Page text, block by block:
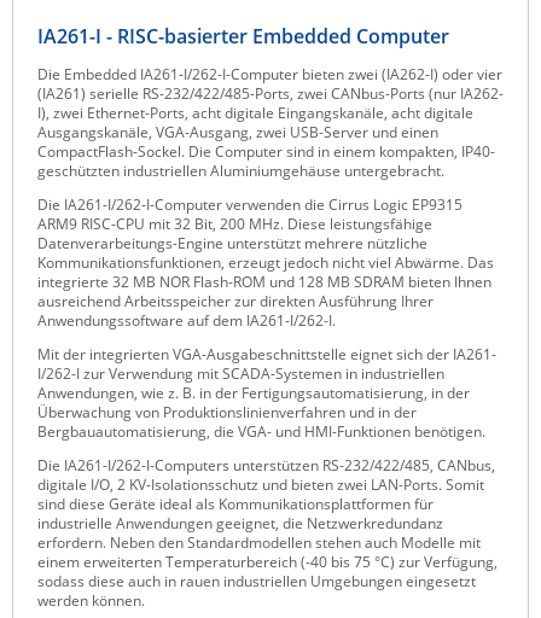
LigoWave
Milesight
Moxa
Netio
Panorama Antennas
PatchSee
Power Kingdom
Poynting
Raritan
Riello UPS
Server Technology
Siretta
SIRIO Antenne
Sunbird
Tactical Software
TEKTELIC
IA261-I - RISC-basierter Embedded Computer
Die Embedded IA261-I/262-I-Computer bieten zwei (IA262-I) oder vier
(IA261) serielle RS-232/422/485-Ports, zwei CANbus-Ports (nur IA262-
I), zwei Ethernet-Ports, acht digitale Eingangskanäle, acht digitale
Ausgangskanäle, VGA-Ausgang, zwei USB-Server und einen
CompactFlash-Sockel. Die Computer sind in einem kompakten, IP40-
geschützten industriellen Aluminiumgehäuse untergebracht.
Die IA261-I/262-I-Computer verwenden die Cirrus Logic EP9315
ARM9 RISC-CPU mit 32 Bit, 200 MHz. Diese leistungsfähige
Datenverarbeitungs-Engine unterstützt mehrere nützliche
Kommunikationsfunktionen, erzeugt jedoch nicht viel Abwärme. Das
integrierte 32 MB NOR Flash-ROM und 128 MB SDRAM bieten Ihnen
ausreichend Arbeitsspeicher zur direkten Ausführung Ihrer
Anwendungssoftware auf dem IA261-I/262-I.
Mit der integrierten VGA-Ausgabeschnittstelle eignet sich der IA261-
I/262-I zur Verwendung mit SCADA-Systemen in industriellen
Anwendungen, wie z. B. in der Fertigungsautomatisierung, in der
Überwachung von Produktionslinienverfahren und in der
Bergbauautomatisierung, die VGA- und HMI-Funktionen benötigen.
Die IA261-I/262-I-Computers unterstützen RS-232/422/485, CANbus,
digitale I/O, 2 KV-Isolationsschutz und bieten zwei LAN-Ports. Somit
sind diese Geräte ideal als Kommunikationsplattformen für
industrielle Anwendungen geeignet, die Netzwerkredundanz
erfordern. Neben den Standardmodellen stehen auch Modelle mit
einem erweiterten Temperaturbereich (-40 bis 75 °C) zur Verfügung,
sodass diese auch in rauen industriellen Umgebungen eingesetzt
werden können.